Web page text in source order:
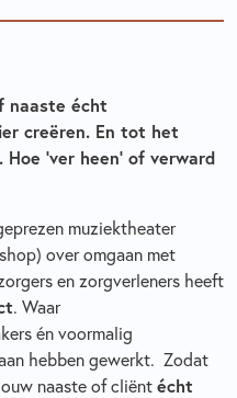
naaste écht
creëren. En tot het
‘ver heen’ of verward
muziektheater
over omgaan met
en zorgverleners heeft
. Waar
én voormalig
hebben gewerkt. Zodat
naaste of cliëntécht